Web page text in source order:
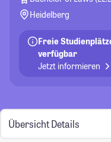
Heidelberg
Freie
verfügbar
Jetzt informieren
Übersicht Details